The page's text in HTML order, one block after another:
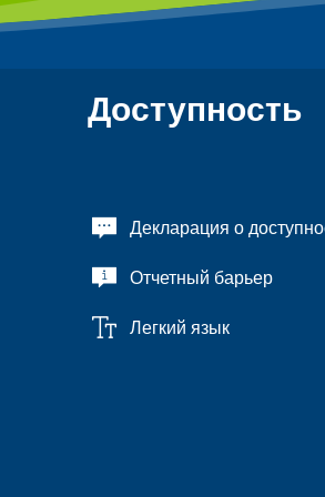
Доступность
Декларация о
Отчетный барьер
Легкий язык